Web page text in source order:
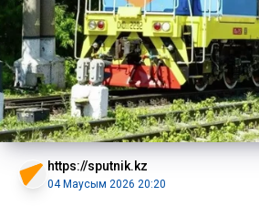
https://sputnik.kz
04 Маусым 2026 20:20